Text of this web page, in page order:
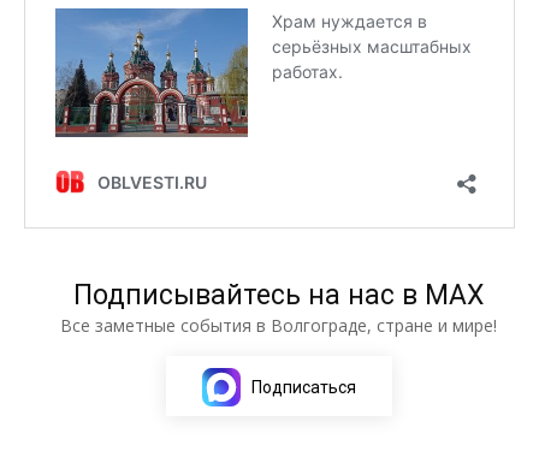
Подписывайтесь на нас в МАХ
Все заметные события в Волгограде, стране и мире!
Подписаться